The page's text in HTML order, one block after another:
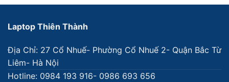
Laptop Thiên Thành
Địa Chỉ: 27 Cổ Nhuế- Phường Cổ Nhuế 2- Quận Bắc Từ
Liêm- Hà Nội
Hotline: 0984 193 916- 0986 693 656